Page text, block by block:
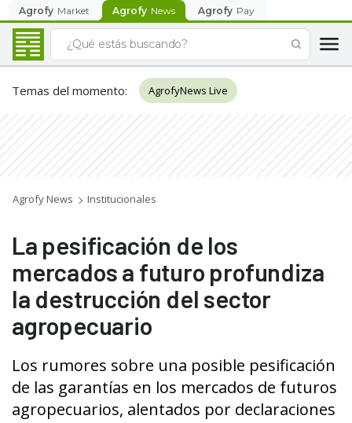
Agrofy Market Agrofy News Agrofy Pay
Temas del momento: AgrofyNews Live
Agrofy News Institucionales
La pesificación de los
mercados a futuro profundiza
la destrucción del sector
agropecuario
Los rumores sobre una posible pesificación
de las garantías en los mercados de futuros
agropecuarios, alentados por declaraciones